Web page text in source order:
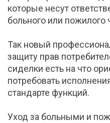
которые несут
больного или пожилого
Так новый
защиту прав
сиделки есть на что
потребовать
стандарте функций.
Уход за больными и